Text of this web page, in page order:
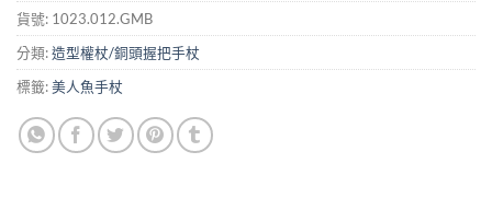
貨號: 1023.012.GMB
分類:造型權杖/銅頭握把手杖
標籤:美人魚手杖